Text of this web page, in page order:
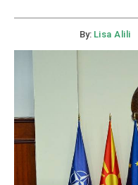
By: Lisa Alili